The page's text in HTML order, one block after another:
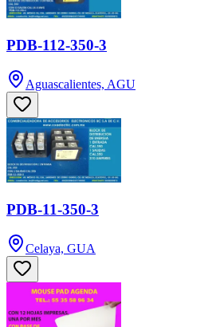
PDB-112-350-3
Aguascalientes, AGU
PDB-11-350-3
Celaya, GUA